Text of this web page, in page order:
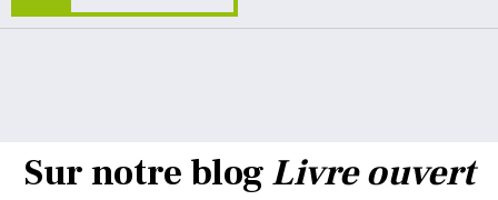
Sur notre blogLivre ouvert